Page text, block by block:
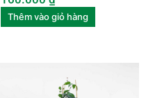
Thêm vào giỏ hàng